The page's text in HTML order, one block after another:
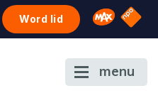
Word lid Omroep
NPO
menu